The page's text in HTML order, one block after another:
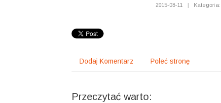
2015-08-11 |
Dodaj Komentarz Poleć stronę
Przeczytać warto: